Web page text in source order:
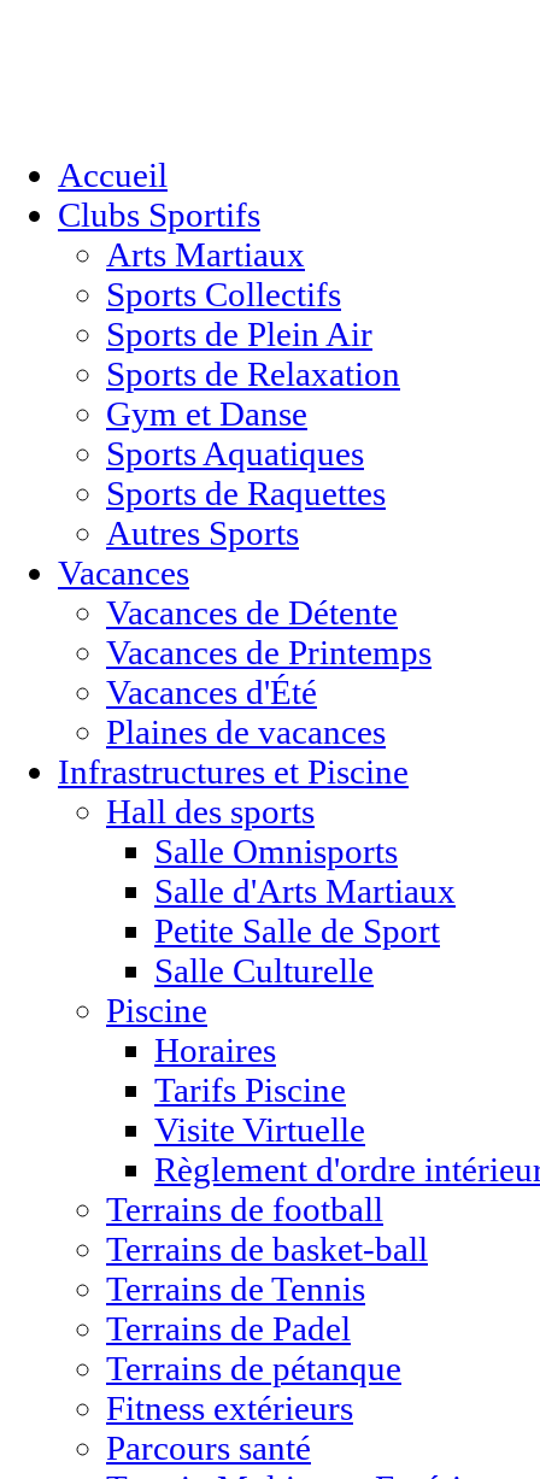
Accueil
Clubs Sportifs
Arts Martiaux
Sports Collectifs
Sports de Plein Air
Sports de Relaxation
Gym et Danse
Sports Aquatiques
Sports de Raquettes
Autres Sports
Vacances
Vacances de Détente
Vacances de Printemps
Vacances d'Été
Plaines de vacances
Infrastructures et Piscine
Hall des sports
Salle Omnisports
Salle d'Arts Martiaux
Petite Salle de Sport
Salle Culturelle
Piscine
Horaires
Tarifs Piscine
Visite Virtuelle
Règlement d'ordre
Terrains de football
Terrains de basket-ball
Terrains de Tennis
Terrains de Padel
Terrains de pétanque
Fitness extérieurs
Parcours santé